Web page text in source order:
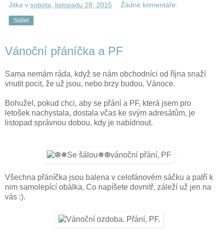
Jitka v sobota, listopadu 28, 2015 Žádné komentáře:
Sdílet
Vánoční přáníčka a PF
Sama nemám ráda, když se nám obchodníci od října snaží
vnutit pocit, že už jsou, nebo brzy budou, Vánoce.
Bohužel, pokud chci, aby se přání a PF, která jsem pro
letošek nachystala, dostala včas ke svým adresátům, je
listopad správnou dobou, kdy je nabídnout.
Všechna přáníčka jsou balena v celofánovém sáčku a patří k
nim samolepící obálka. Co napíšete dovnitř, záleží už jen na
vás :).